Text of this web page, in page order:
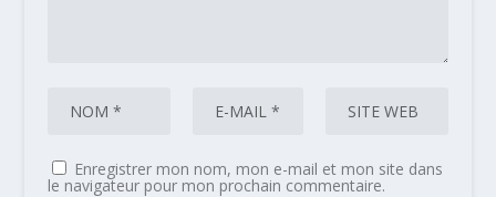
Enregistrer mon nom, mon e-mail et mon site dans
le navigateur pour mon prochain commentaire.